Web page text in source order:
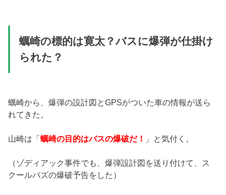
蠣崎の標的は寛太？バスに爆弾が仕掛け
られた？
蠣崎から、爆弾の設計図とGPSがついた車の情報が送ら
れてきた。
山崎は「蠣崎の目的はバスの爆破だ！ 」と気付く。
（ゾディアック事件でも、爆弾設計図を送り付けて、ス
クールバズの爆破予告をした）